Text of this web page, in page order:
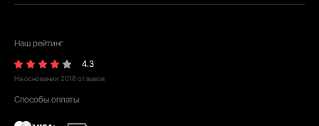
Наш рейтинг
4.3
На основании 2018 отзывов
Способы оплаты